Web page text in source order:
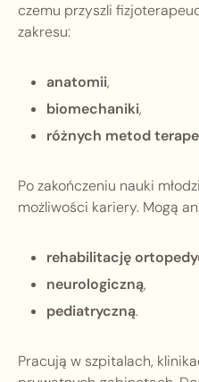
czemu przyszli
zakresu:
anatomii,
biomechaniki,
różnych metod
Po zakończeniu nauki
możliwości kariery. Mogą
rehabilitację
neurologiczną,
pediatryczną.
Pracują w szpitalach,